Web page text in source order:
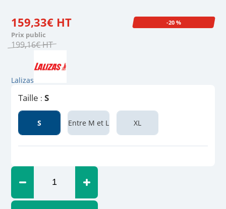
159,33€ HT
Prix public
199,16€HT
-20 %
Lalizas
Taille :S
S Entre M et L XL